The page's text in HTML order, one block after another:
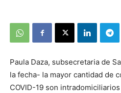
Paula Daza, subsecretaria de
la fecha- la mayor cantidad de
COVID-19 son